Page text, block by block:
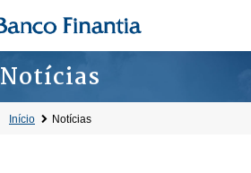
Notícias
Início Notícias